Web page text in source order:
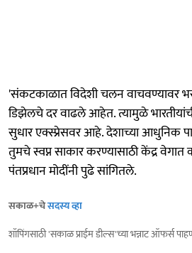
'संकटकाळात विदेशी चलन वाचवण्यावर भर
डिझेलचे दर वाढले आहेत. त्यामुळे
सुधार एक्स्प्रेसवर आहे. देशाच्या आधुनिक
तुमचे स्वप्न साकार करण्यासाठी केंद्र
पंतप्रधान मोदींनी पुढे सांगितले.
सकाळ+चेसदस्य व्हा
शॉपिंगसाठी 'सकाळ प्राईम डील्स'च्या भन्नाट ऑफर्स